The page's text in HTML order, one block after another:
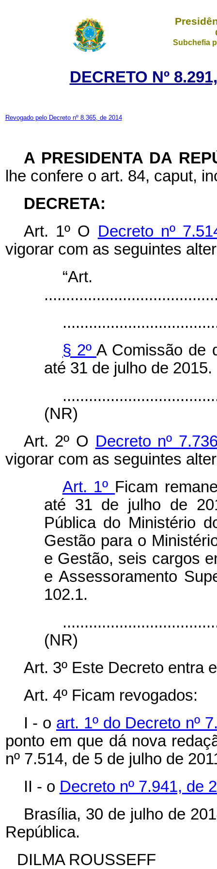
Subchefia
DECRETO Nº
Revogado pelo Decreto nº 8.365, de 2014
A PRESIDENTA DA
lhe confere o art. 84, caput,
DECRETA:
Art. 1º O Decreto nº
vigorar com as seguintes
§ 2º A Comissão de
até 31 de julho de 2015.
(NR)
Art. 2º O Decreto nº
vigorar com as seguintes
Art. 1º Ficam
até 31 de julho de
Pública do Ministério
Gestão para o
e Gestão, seis cargos
e Assessoramento
102.1.
(NR)
Art. 3º Este Decreto entra
Art. 4º Ficam revogados:
I - o art. 1º do Decreto nº
ponto em que dá nova
nº 7.514, de 5 de julho de
II - o Decreto nº 7.941, de
Brasília, 30 de julho de
República.
DILMA ROUSSEFF